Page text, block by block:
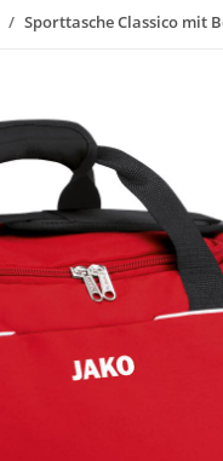
Sporttasche Classico mit